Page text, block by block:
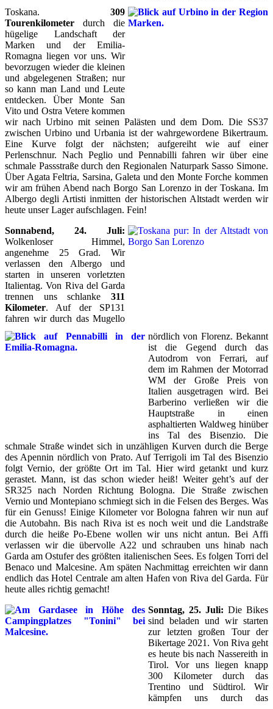
Toskana. 309
Tourenkilometer durch die
hügelige Landschaft der
Marken und der Emilia-
Romagna liegen vor uns. Wir
bevorzugen wieder die kleinen
und abgelegenen Straßen; nur
so kann man Land und Leute
entdecken. Über Monte San
Vito und Ostra Vetere kommen
wir nach Urbino mit seinen Palästen und dem Dom. Die SS37
zwischen Urbino und Urbania ist der wahrgewordene Bikertraum.
Eine Kurve folgt der nächsten; aufgereiht wie auf einer
Perlenschnur. Nach Peglio und Pennabilli fahren wir über eine
schmale Passstraße durch den Regionalen Naturpark Sasso Simone.
Über Agata Feltria, Sarsina, Galeta und den Monte Forche kommen
wir am frühen Abend nach Borgo San Lorenzo in der Toskana. Im
Albergo degli Artisti inmitten der historischen Altstadt werden wir
heute unser Lager aufschlagen. Fein!
Sonnabend, 24. Juli:
Wolkenloser Himmel,
angenehme 25 Grad. Wir
verlassen den Albergo und
starten in unseren vorletzten
Italientag. Von Riva del Garda
trennen uns schlanke 311
Kilometer. Auf der SP131
fahren wir durch das Mugello
nördlich von Florenz. Bekannt
ist die Gegend durch das
Autodrom von Ferrari, auf
dem im Rahmen der Motorrad
WM der Große Preis von
Italien ausgetragen wird. Bei
Barberino verließen wir die
Hauptstraße in einen
asphaltierten Waldweg hinüber
ins Tal des Bisenzio. Die
schmale Straße windet sich in unzähligen Kurven durch die Berge
des Apennin nördlich von Prato. Auf Terrigoli im Tal des Bisenzio
folgt Vernio, der größte Ort im Tal. Hier wird getankt und kurz
gerastet. Mann, ist das schon wieder heiß! Weiter geht’s auf der
SR325 nach Norden Richtung Bologna. Die Straße zwischen
Vernio und Montepiano schmiegt sich in die Felsen des Berges. Was
für ein Genuss! Einige Kilometer vor Bologna fahren wir nun auf
die Autobahn. Bis nach Riva ist es noch weit und die Landstraße
durch die heiße Po-Ebene wollen wir uns nicht antun. Bei Affi
verlassen wir die übervolle A22 und schrauben uns hinab nach
Garda am Ostufer des größten italienischen Sees. Es folgen Torri del
Benaco und Malcesine. Am späten Nachmittag erreichten wir dann
endlich das Hotel Centrale am alten Hafen von Riva del Garda. Für
heute alles richtig gemacht!
Sonntag, 25. Juli: Die Bikes
sind beladen und wir starten
zur letzten großen Tour der
Bikertage 2021. Von Riva geht
es heute bis nach Nassereith in
Tirol. Vor uns liegen knapp
300 Kilometer durch das
Trentino und Südtirol. Wir
kämpfen uns durch das